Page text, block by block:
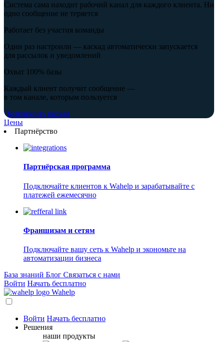
Система сама находит рабочий канал для каждого клиента. Ни
одно сообщение не теряется
Работает без участия команды
Один раз настроили — каскад автоматически запускается
для рассылок и уведомлений
Охват 100% базы
Каждый клиент получит сообщение —
в том канале, которым пользуется
Подключить каскад
Цены
Партнёрство
Партнёрская программа
Подключайте клиентов к Wahelp и зарабатывайте с
платежей ежемесячно
Франшизам и сетям
Подключайте вашу сеть к Wahelp и экономьте на
автоматизации бизнеса
База знаний Блог Связаться с нами
Войти Начать бесплатно
Wahelp
Войти Начать бесплатно
Решения
наши продукты